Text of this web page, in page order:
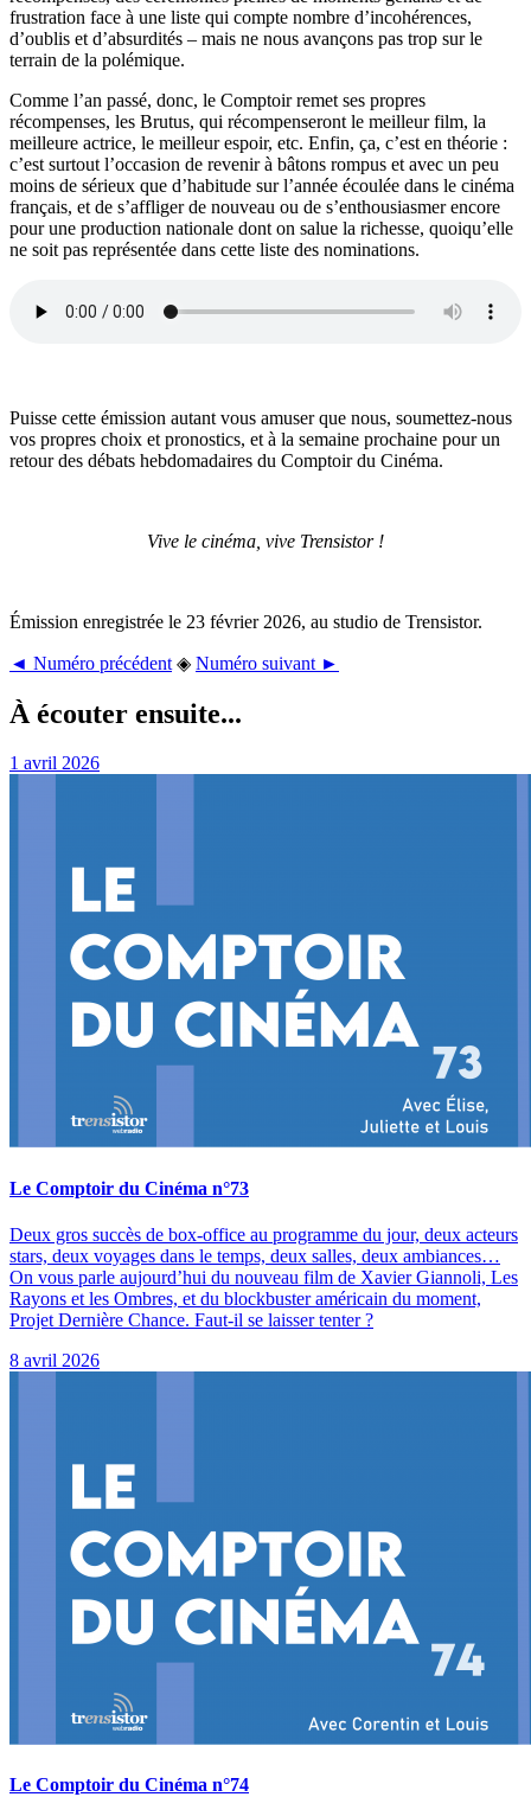
frustration face à une liste qui compte nombre d’incohérences,
d’oublis et d’absurdités – mais ne nous avançons pas trop sur le
terrain de la polémique.
Comme l’an passé, donc, le Comptoir remet ses propres
récompenses, les Brutus, qui récompenseront le meilleur film, la
meilleure actrice, le meilleur espoir, etc. Enfin, ça, c’est en théorie :
c’est surtout l’occasion de revenir à bâtons rompus et avec un peu
moins de sérieux que d’habitude sur l’année écoulée dans le cinéma
français, et de s’affliger de nouveau ou de s’enthousiasmer encore
pour une production nationale dont on salue la richesse, quoiqu’elle
ne soit pas représentée dans cette liste des nominations.
Puisse cette émission autant vous amuser que nous, soumettez-nous
vos propres choix et pronostics, et à la semaine prochaine pour un
retour des débats hebdomadaires du Comptoir du Cinéma.
Vive le cinéma, vive Trensistor !
Émission enregistrée le 23 février 2026, au studio de Trensistor.
◄ Numéro précédent ◈ Numéro suivant ►
À écouter ensuite...
1 avril 2026
Le Comptoir du Cinéma n°73
Deux gros succès de box-office au programme du jour, deux acteurs
stars, deux voyages dans le temps, deux salles, deux ambiances…
On vous parle aujourd’hui du nouveau film de Xavier Giannoli, Les
Rayons et les Ombres, et du blockbuster américain du moment,
Projet Dernière Chance. Faut-il se laisser tenter ?
8 avril 2026
Le Comptoir du Cinéma n°74